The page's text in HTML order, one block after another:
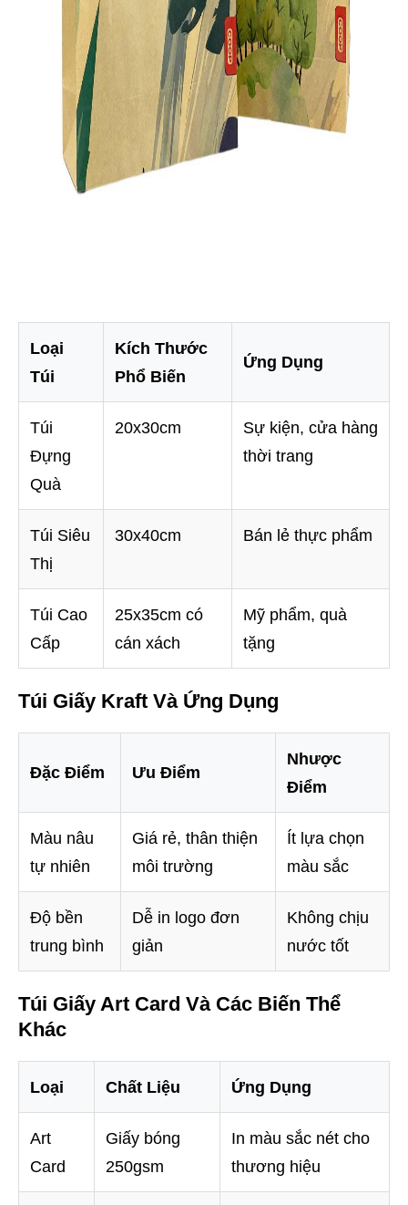
Loại
Túi
Kích Thước
Phổ Biến
Ứng Dụng
Túi
Đựng
Quà
20x30cm
Sự kiện, cửa hàng
thời trang
Túi Siêu
Thị
30x40cm Bán lẻ thực phẩm
Túi Cao
Cấp
25x35cm có
cán xách
Mỹ phẩm, quà
tặng
Túi Giấy Kraft Và Ứng Dụng
Đặc Điểm Ưu Điểm
Nhược
Điểm
Màu nâu
tự nhiên
Giá rẻ, thân thiện
môi trường
Ít lựa chọn
màu sắc
Độ bền
trung bình
Dễ in logo đơn
giản
Không chịu
nước tốt
Túi Giấy Art Card Và Các Biến Thể
Khác
Loại Chất Liệu Ứng Dụng
Art
Card
Giấy bóng
250gsm
In màu sắc nét cho
thương hiệu